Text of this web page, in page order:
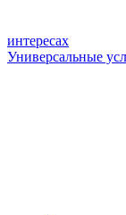
интересах
Универсальные